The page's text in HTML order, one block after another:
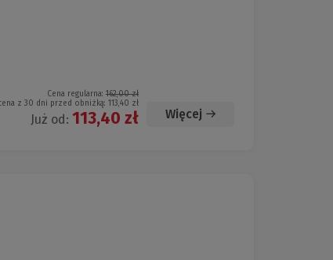
Cena regularna: 162,00 zł
z 30 dni przed obniżką: 113,40 zł
Już od: 113,40 zł Więcej